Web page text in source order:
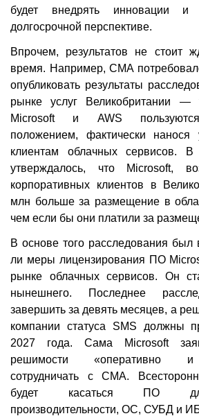
будет внедрять инновации и
долгосрочной перспективе.
Впрочем, результатов не стоит
время. Например, CMA
опубликовать результаты
рынке услуг Великобритании —
Microsoft и AWS
положением, фактически нанося
клиентам облачных сервисов.
утверждалось, что Microsoft,
корпоративных клиентов в
млн больше за размещение в
чем если бы они платили за
В основе того расследования
ли меры лицензирования ПО
рынке облачных сервисов. Он
нынешнего. Последнее
завершить за девять месяцев, а
компании статуса SMS должны
2027 года. Сама Microsoft
решимости «оперативно и
сотрудничать с CMA.
будет касаться ПО
производительности, ОС, СУБД и